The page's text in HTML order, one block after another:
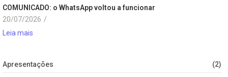
COMUNICADO: o WhatsApp voltou a funcionar
20/07/2026 /
Leia mais
Apresentações (2)